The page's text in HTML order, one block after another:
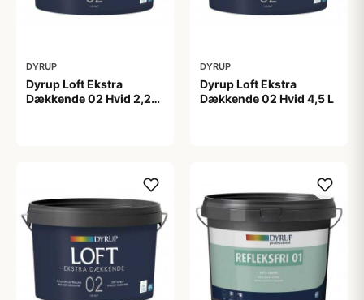
DYRUP
Dyrup Loft Ekstra
Dækkende 02 Hvid 2,25
DYRUP
Dyrup Loft Ekstra
Dækkende 02 Hvid 4,5 L